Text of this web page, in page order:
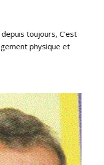
toujours, C'est
physique et